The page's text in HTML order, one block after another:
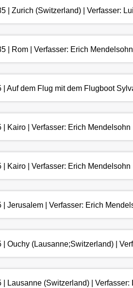
| Zurich (Switzerland) | Verfasser:
| Rom | Verfasser: Erich Mendelsohn
| Auf dem Flug mit dem Flugboot
| Kairo | Verfasser: Erich Mendelsohn
| Kairo | Verfasser: Erich Mendelsohn
| Jerusalem | Verfasser: Erich
| Ouchy (Lausanne;Switzerland) |
| Lausanne (Switzerland) |